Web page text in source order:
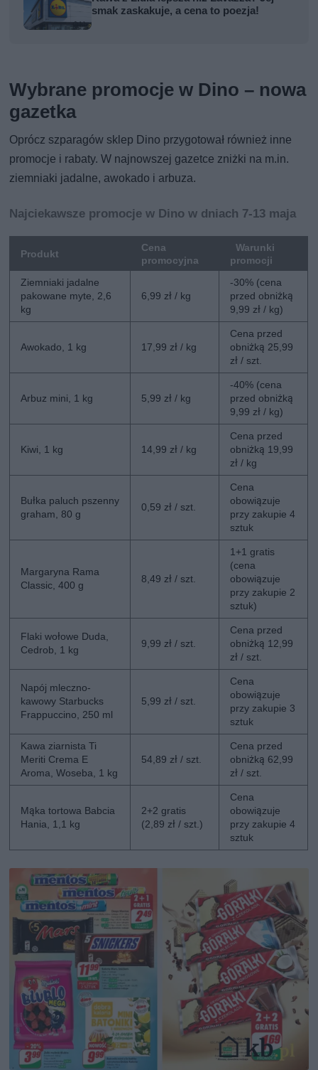
smak zaskakuje, a cena to poezja!
Wybrane promocje w Dino – nowa
gazetka
Oprócz szparagów sklep Dino przygotował również inne
promocje i rabaty. W najnowszej gazetce zniżki na m.in.
ziemniaki jadalne, awokado i arbuza.
Najciekawsze promocje w Dino w dniach 7-13 maja
Produkt
Cena
promocyjna
Warunki
promocji
Ziemniaki jadalne
pakowane myte, 2,6
kg
6,99 zł / kg
-30% (cena
przed obniżką
9,99 zł / kg)
Awokado, 1 kg 17,99 zł / kg
Cena przed
obniżką 25,99
zł / szt.
Arbuz mini, 1 kg 5,99 zł / kg
-40% (cena
przed obniżką
9,99 zł / kg)
Kiwi, 1 kg 14,99 zł / kg
Cena przed
obniżką 19,99
zł / kg
Bułka paluch pszenny
graham, 80 g
0,59 zł / szt.
Cena
obowiązuje
przy zakupie 4
sztuk
Margaryna Rama
Classic, 400 g
8,49 zł / szt.
1+1 gratis
(cena
obowiązuje
przy zakupie 2
sztuk)
Flaki wołowe Duda,
Cedrob, 1 kg
9,99 zł / szt.
Cena przed
obniżką 12,99
zł / szt.
Napój mleczno-
kawowy Starbucks
Frappuccino, 250 ml
5,99 zł / szt.
Cena
obowiązuje
przy zakupie 3
sztuk
Kawa ziarnista Ti
Meriti Crema E
Aroma, Woseba, 1 kg
54,89 zł / szt.
Cena przed
obniżką 62,99
zł / szt.
Mąka tortowa Babcia
Hania, 1,1 kg
2+2 gratis
(2,89 zł / szt.)
Cena
obowiązuje
przy zakupie 4
sztuk